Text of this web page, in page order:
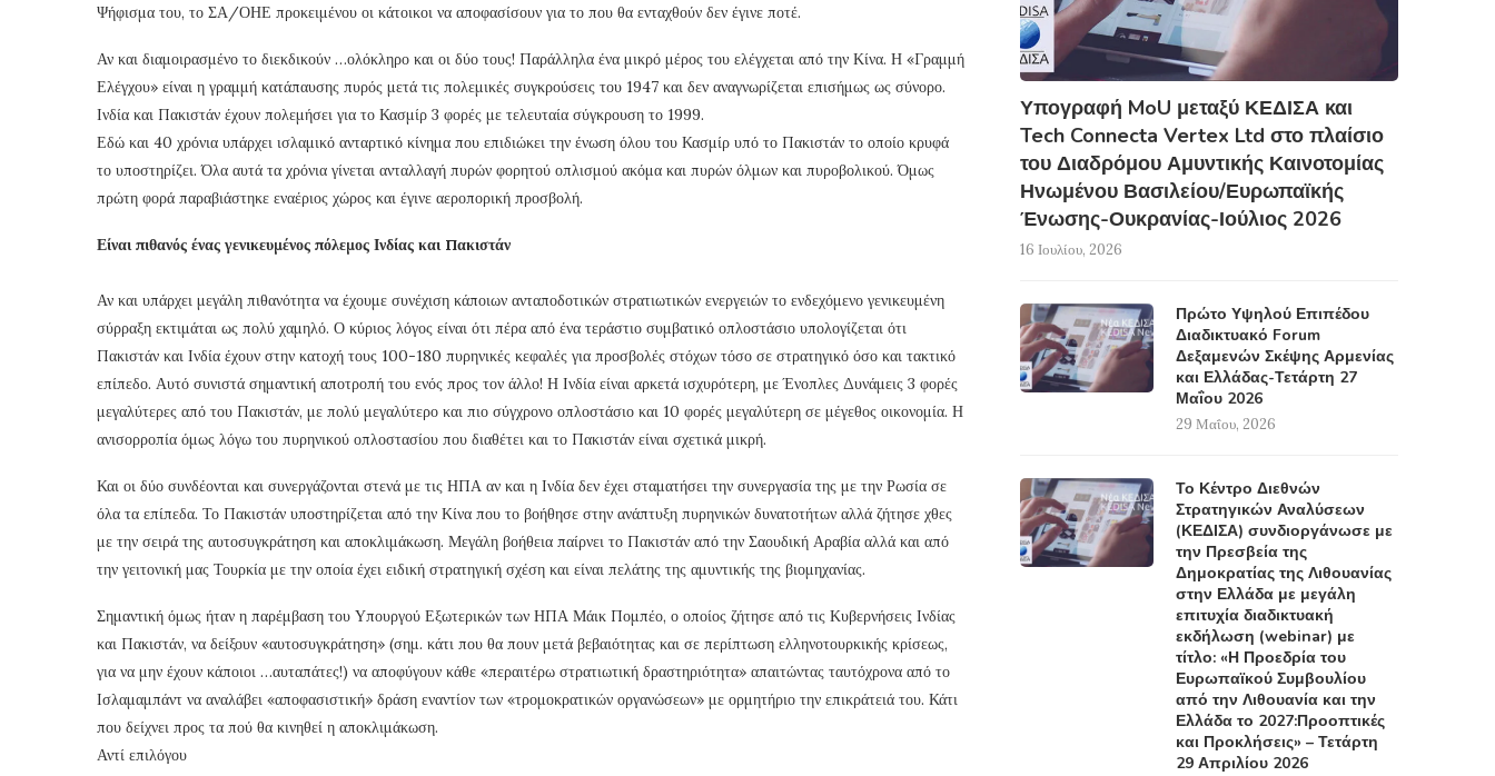
Ψήφισμα του, το ΣΑ/ΟΗΕ προκειμένου οι κάτοικοι να αποφασίσουν για το που θα ενταχθούν δεν έγινε ποτέ.
Αν και διαμοιρασμένο το διεκδικούν …ολόκληρο και οι δύο τους! Παράλληλα ένα μικρό μέρος του ελέγχεται από την Κίνα. Η «Γραμμή
Ελέγχου» είναι η γραμμή κατάπαυσης πυρός μετά τις πολεμικές συγκρούσεις του 1947 και δεν αναγνωρίζεται επισήμως ως σύνορο.
Ινδία και Πακιστάν έχουν πολεμήσει για το Κασμίρ 3 φορές με τελευταία σύγκρουση το 1999.
Εδώ και 40 χρόνια υπάρχει ισλαμικό ανταρτικό κίνημα που επιδιώκει την ένωση όλου του Κασμίρ υπό το Πακιστάν το οποίο κρυφά
το υποστηρίζει. Όλα αυτά τα χρόνια γίνεται ανταλλαγή πυρών φορητού οπλισμού ακόμα και πυρών όλμων και πυροβολικού. Όμως
πρώτη φορά παραβιάστηκε εναέριος χώρος και έγινε αεροπορική προσβολή.
Είναι πιθανός ένας γενικευμένος πόλεμος Ινδίας και Πακιστάν
Αν και υπάρχει μεγάλη πιθανότητα να έχουμε συνέχιση κάποιων ανταποδοτικών στρατιωτικών ενεργειών το ενδεχόμενο γενικευμένη
σύρραξη εκτιμάται ως πολύ χαμηλό. Ο κύριος λόγος είναι ότι πέρα από ένα τεράστιο συμβατικό οπλοστάσιο υπολογίζεται ότι
Πακιστάν και Ινδία έχουν στην κατοχή τους 100-180 πυρηνικές κεφαλές για προσβολές στόχων τόσο σε στρατηγικό όσο και τακτικό
επίπεδο. Αυτό συνιστά σημαντική αποτροπή του ενός προς τον άλλο! Η Ινδία είναι αρκετά ισχυρότερη, με Ένοπλες Δυνάμεις 3 φορές
μεγαλύτερες από του Πακιστάν, με πολύ μεγαλύτερο και πιο σύγχρονο οπλοστάσιο και 10 φορές μεγαλύτερη σε μέγεθος οικονομία. Η
ανισορροπία όμως λόγω του πυρηνικού οπλοστασίου που διαθέτει και το Πακιστάν είναι σχετικά μικρή.
Και οι δύο συνδέονται και συνεργάζονται στενά με τις ΗΠΑ αν και η Ινδία δεν έχει σταματήσει την συνεργασία της με την Ρωσία σε
όλα τα επίπεδα. Το Πακιστάν υποστηρίζεται από την Κίνα που το βοήθησε στην ανάπτυξη πυρηνικών δυνατοτήτων αλλά ζήτησε χθες
με την σειρά της αυτοσυγκράτηση και αποκλιμάκωση. Μεγάλη βοήθεια παίρνει το Πακιστάν από την Σαουδική Αραβία αλλά και από
την γειτονική μας Τουρκία με την οποία έχει ειδική στρατηγική σχέση και είναι πελάτης της αμυντικής της βιομηχανίας.
Σημαντική όμως ήταν η παρέμβαση του Υπουργού Εξωτερικών των ΗΠΑ Μάικ Πομπέο, ο οποίος ζήτησε από τις Κυβερνήσεις Ινδίας
και Πακιστάν, να δείξουν «αυτοσυγκράτηση» (σημ. κάτι που θα πουν μετά βεβαιότητας και σε περίπτωση ελληνοτουρκικής κρίσεως,
για να μην έχουν κάποιοι …αυταπάτες!) να αποφύγουν κάθε «περαιτέρω στρατιωτική δραστηριότητα» απαιτώντας ταυτόχρονα από το
Ισλαμαμπάντ να αναλάβει «αποφασιστική» δράση εναντίον των «τρομοκρατικών οργανώσεων» με ορμητήριο την επικράτειά του. Κάτι
που δείχνει προς τα πού θα κινηθεί η αποκλιμάκωση.
Αντί επιλόγου
Υπογραφή MoU μεταξύ ΚΕΔΙΣΑ και
Tech Connecta Vertex Ltd στο πλαίσιο
του Διαδρόμου Αμυντικής Καινοτομίας
Ηνωμένου Βασιλείου/Ευρωπαϊκής
Ένωσης-Ουκρανίας-Ιούλιος 2026
16 Ιουλίου, 2026
Πρώτο Υψηλού Επιπέδου
Διαδικτυακό Forum
Δεξαμενών Σκέψης Αρμενίας
και Ελλάδας-Τετάρτη 27
Μαΐου 2026
29 Μαΐου, 2026
Το Κέντρο Διεθνών
Στρατηγικών Αναλύσεων
(ΚΕΔΙΣΑ) συνδιοργάνωσε με
την Πρεσβεία της
Δημοκρατίας της Λιθουανίας
στην Ελλάδα με μεγάλη
επιτυχία διαδικτυακή
εκδήλωση (webinar) με
τίτλο: «Η Προεδρία του
Ευρωπαϊκού Συμβουλίου
από την Λιθουανία και την
Ελλάδα το 2027:Προοπτικές
και Προκλήσεις» – Τετάρτη
29 Απριλίου 2026